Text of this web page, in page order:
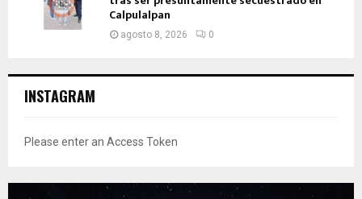
Calpulalpan
agosto 8, 2026 0
INSTAGRAM
Please enter an Access Token